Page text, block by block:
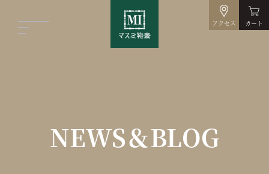
アクセス カート
NEWS＆BLOG